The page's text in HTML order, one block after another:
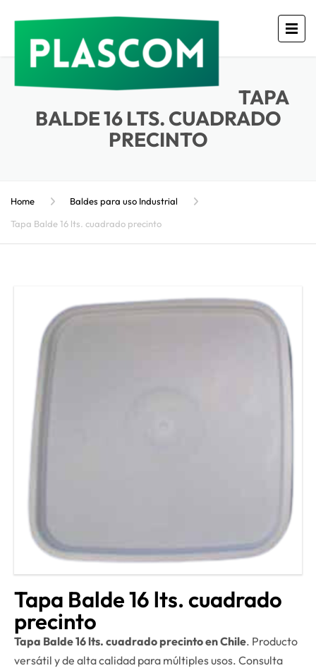
TAPA
BALDE 16 LTS. CUADRADO
PRECINTO
Home
Baldes para uso Industrial
Tapa Balde 16 lts. cuadrado precinto
Tapa Balde 16 lts. cuadrado
precinto
Tapa Balde 16 lts. cuadrado precinto en Chile. Producto
versátil y de alta calidad para múltiples usos. Consulta